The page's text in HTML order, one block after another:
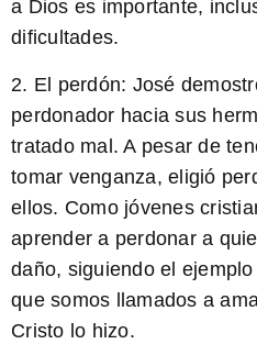
a Dios es importante,
dificultades.
2. El perdón: José
perdonador hacia sus
tratado mal. A pesar de
tomar venganza, eligió
ellos. Como jóvenes
aprender a perdonar a
daño, siguiendo el
que somos llamados a
Cristo lo hizo.